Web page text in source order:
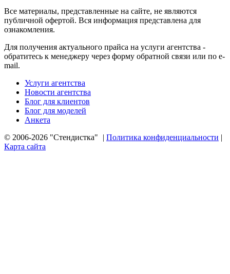
Все материалы, представленные на сайте, не являются
публичной офертой. Вся информация представлена для
ознакомления.
Для получения актуального прайса на услуги агентства -
обратитесь к менеджеру через форму обратной связи или по e-
mail.
Услуги агентства
Новости агентства
Блог для клиентов
Блог для моделей
Анкета
© 2006-2026 "Стендистка"
| Политика конфиденциальности |
Карта сайта